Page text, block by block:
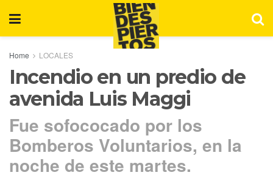
Home LOCALES
Incendio en un predio de
avenida Luis Maggi
Fue sofococado por los
Bomberos Voluntarios, en la
noche de este martes.